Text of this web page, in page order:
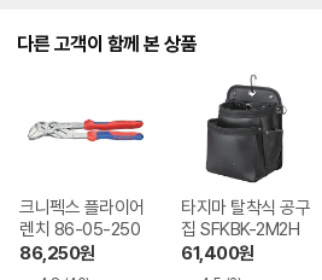
다른 고객이 함께 본 상품
크니펙스 플라이어
렌치 86-05-250
86,250원
타지마 탈착식 공구
집 SFKBK-2M2H
61,400원